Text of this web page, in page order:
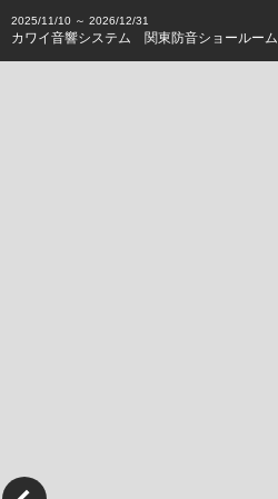
2025/11/10 ～ 2026/12/31
カワイ音響システム 関東防音ショールーム